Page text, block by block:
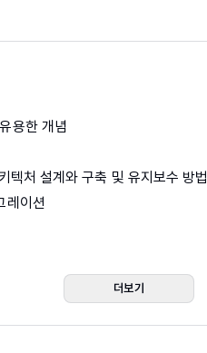
용한 개념
텍처 설계와 구축 및 유지보수 방법
레이션
와 콘텐츠 배포 서비스
더보기